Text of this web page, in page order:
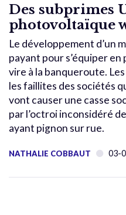
Des subprimes
photovoltaïque
Le développement d’un
payant pour s’équiper
vire à la banqueroute.
les faillites des sociétés
vont causer une casse
par l’octroi inconsidéré
ayant pignon sur rue.
NATHALIE COBBAUT 03-